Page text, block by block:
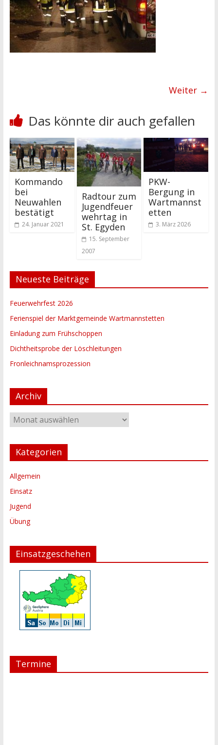
Weiter →
Das könnte dir auch gefallen
Kommando
bei
Neuwahlen
bestätigt
24. Januar 2021
Radtour zum
Jugendfeuer
wehrtag in
St. Egyden
15. September
2007
PKW-
Bergung in
Wartmannst
etten
3. März 2026
Neueste Beiträge
Feuerwehrfest 2026
Ferienspiel der Marktgemeinde Wartmannstetten
Einladung zum Frühschoppen
Dichtheitsprobe der Löschleitungen
Fronleichnamsprozession
Archiv
Archiv
Kategorien
Allgemein
Einsatz
Jugend
Übung
Einsatzgeschehen
Termine